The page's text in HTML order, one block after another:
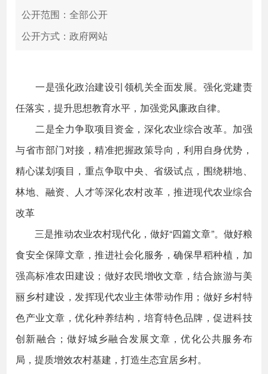
公开范围：全部公开
公开方式：政府网站
一是强化政治建设引领机关全面发展。强化党建责
任落实，提升思想教育水平，加强党风廉政自律。
二是全力争取项目资金，深化农业综合改革。加强
与省市部门对接，精准把握政策导向，利用自身优势，
精心谋划项目，重点争取中央、省级试点，围绕耕地、
林地、融资、人才等深化农村改革，推进现代农业综合
改革
三是推动农业农村现代化，做好“四篇文章”。做好粮
食安全保障文章，推进社会化服务，确保早稻种植，加
强高标准农田建设；做好农民增收文章，结合旅游与美
丽乡村建设，发挥现代农业主体带动作用；做好乡村特
色产业文章，优化种养结构，培育特色品牌，促进科技
创新融合；做好城乡融合发展文章，优化公共服务布
局，提质增效农村基建，打造生态宜居乡村。